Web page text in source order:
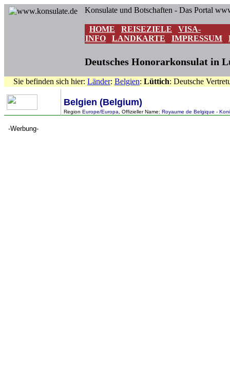
Konsulate und Botschaften - Das Portal
HOME REISEZIELE
VISA-
INFO
LANDKARTE IMPRESSUM
Deutsches Honorarkonsulat in
Sie befinden sich hier: Länder: Belgien: Lüttich: Deutsche
Belgien (Belgium)
Region Europe/Europa , Offizieller Name: Royaume de Belgique -
-Werbung-